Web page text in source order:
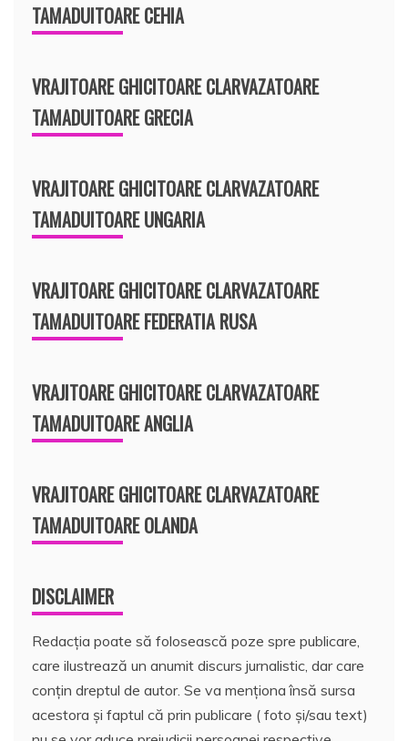
TAMADUITOARE CEHIA
VRAJITOARE GHICITOARE CLARVAZATOARE
TAMADUITOARE GRECIA
VRAJITOARE GHICITOARE CLARVAZATOARE
TAMADUITOARE UNGARIA
VRAJITOARE GHICITOARE CLARVAZATOARE
TAMADUITOARE FEDERATIA RUSA
VRAJITOARE GHICITOARE CLARVAZATOARE
TAMADUITOARE ANGLIA
VRAJITOARE GHICITOARE CLARVAZATOARE
TAMADUITOARE OLANDA
DISCLAIMER
Redacția poate să folosească poze spre publicare,
care ilustrează un anumit discurs jurnalistic, dar care
conțin dreptul de autor. Se va menționa însă sursa
acestora și faptul că prin publicare ( foto și/sau text)